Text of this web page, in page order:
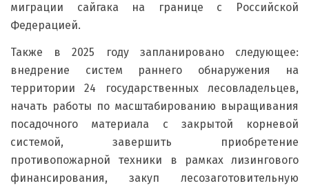
миграции сайгака на границе с Российской
Федерацией.
Также в 2025 году запланировано следующее:
внедрение систем раннего обнаружения на
территории 24 государственных лесовладельцев,
начать работы по масштабированию выращивания
посадочного материала с закрытой корневой
системой, завершить приобретение
противопожарной техники в рамках лизингового
финансирования, закуп лесозаготовительную